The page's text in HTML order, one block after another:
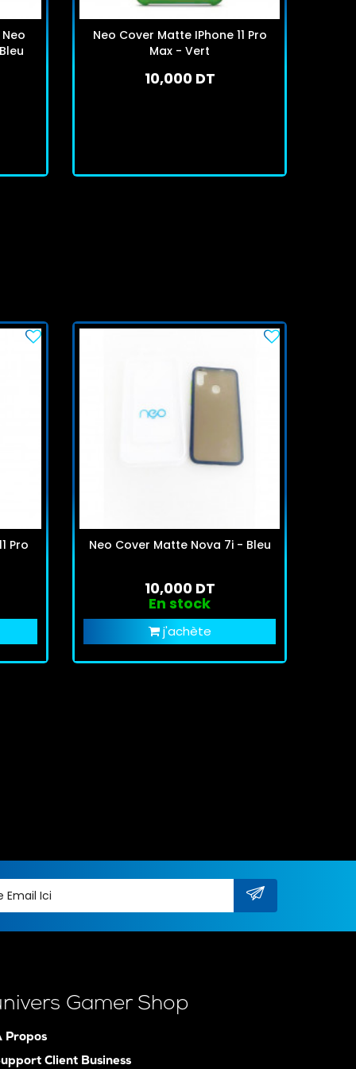
Neo Cover Matte IPhone 11 Pro
Max - Vert
10,000 DT
Pro Neo Cover Matte Nova 7i - Bleu
10,000 DT
En stock
j'achète
Gamer Shop
Propos
Client Business